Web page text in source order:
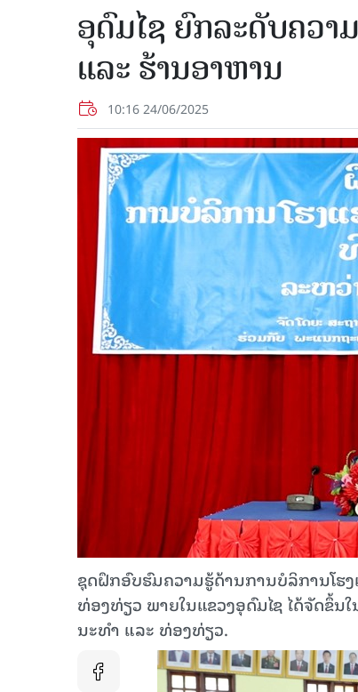
ອຸດົມໄຊ ຍົກລະດັບຄວາ
ແລະ ຮ້ານອາຫານ
10:16 24/06/2025
ຊຸດຝຶກອົບຮົມຄວາມຮູ້ດ້ານການບໍລິການໂ
ທ່ອງທ່ຽວ ພາຍໃນແຂວງອຸດົມໄຊ ໄດ້ຈັດຂຶ້
ນະທໍາ ແລະ ທ່ອງທ່ຽວ.